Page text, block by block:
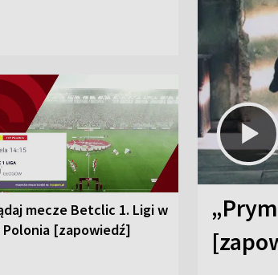
mecze Betclic 1. Ligi w
Polonia [zapowiedź]